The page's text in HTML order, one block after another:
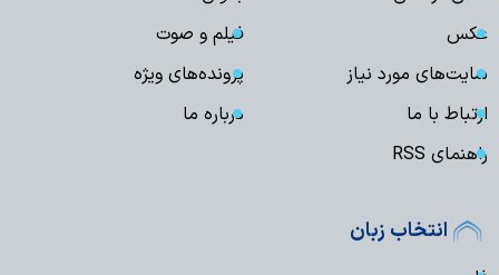
عکس
فیلم و صوت
سایت‌های مورد نیاز
پرونده‌های ویژه
ارتباط با ما
درباره ما
راهنمای RSS
انتخاب زبان